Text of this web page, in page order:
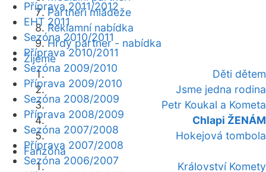
Partneři mládeže
Reklamní nabídka
Hrdý partner - nabídka
Žijeme
Děti dětem
Jsme jedna rodina
Petr Koukal a Kometa
Chlapi ŽENÁM
Hokejová tombola
Fanzóna
Království Komety
Příprava 2011/2012
EHT 2011
Sezóna 2010/2011
Příprava 2010/2011
Sezóna 2009/2010
Příprava 2009/2010
Sezóna 2008/2009
Příprava 2008/2009
Sezóna 2007/2008
Příprava 2007/2008
Sezóna 2006/2007